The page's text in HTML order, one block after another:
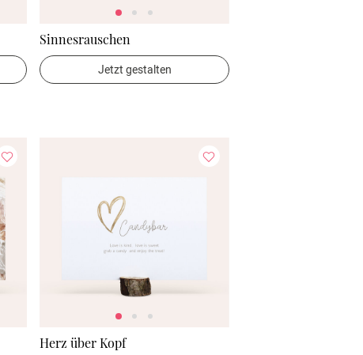
Sinnesrauschen
Jetzt gestalten
Herz über Kopf